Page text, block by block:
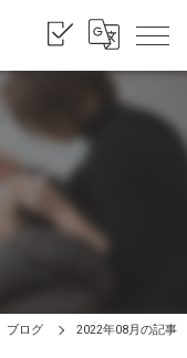
ブログ 2022年08月の記事